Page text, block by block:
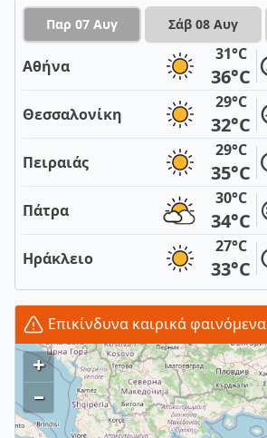
Παρ 07 Αυγ Σάβ 08 Αυγ
Αθήνα
31°C
36°C
Θεσσαλονίκη
29°C
32°C
Πειραιάς
29°C
35°C
Πάτρα
30°C
34°C
Ηράκλειο
27°C
33°C
Επικίνδυνα καιρικά φαινόμενα
+
–